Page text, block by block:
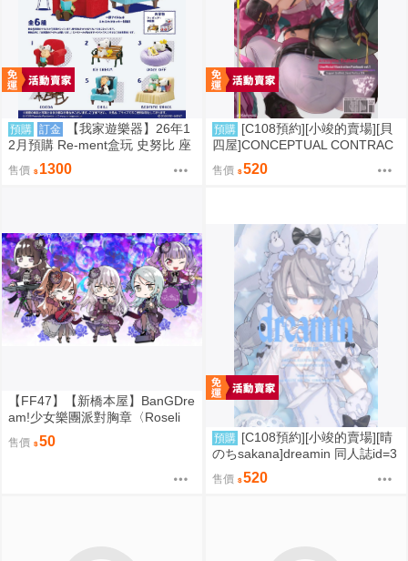
預購 訂金
【我家遊樂器】26年1
2月預購 Re-ment盒玩 史努比 座
椅
售價 1300
預購 [C108預約][小竣的賣場][貝
四屋]CONCEPTUAL CONTRAC
T 明日方舟：終末地 同人誌id=37
87389
售價 520
【FF47】【新橋本屋】BanGDre
am!少女樂團派對胸章〈Roseli
a〉-〈湊友希那/冰川紗夜/今井麗
莎/宇田川亞子/白金燐子〉
售價 50 預購 [C108預約][小竣的賣場][晴
のちsakana]dreamin 同人誌id=3
787402
售價 520